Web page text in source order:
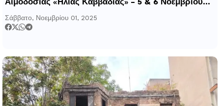
Αιμοδοσίας «Ηλίας Καββαδίας» – 5 & 6 Νοεμβρίου
Σάββατο, Νοεμβρίου 01, 2025